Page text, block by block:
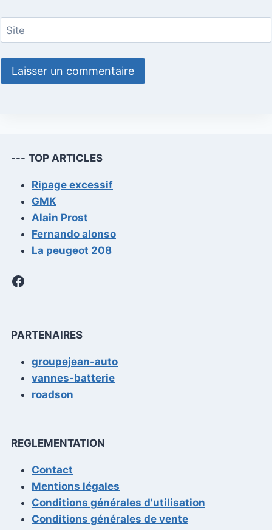
Site
--- TOP ARTICLES
Ripage excessif
GMK
Alain Prost
Fernando alonso
La peugeot 208
Facebook
PARTENAIRES
groupejean-auto
vannes-batterie
roadson
REGLEMENTATION
Contact
Mentions légales
Conditions générales d'utilisation
Conditions générales de vente